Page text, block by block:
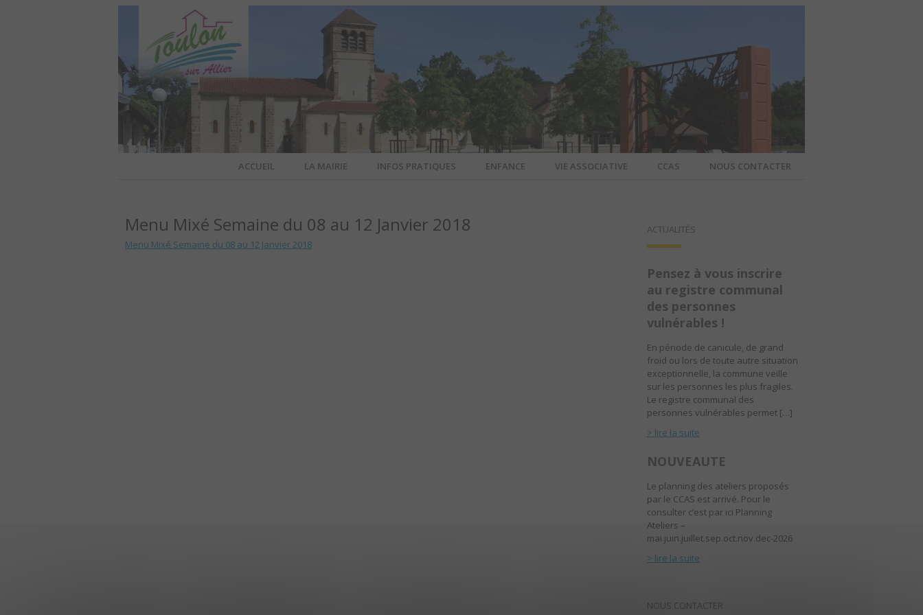
TOULON-SUR-ALLIER – SITE
OFFICIEL DE LA COMMUNE
ACCUEIL LA MAIRIE INFOS PRATIQUES ENFANCE VIE ASSOCIATIVE CCAS NOUS CONTACTER
Menu Mixé Semaine du 08 au 12 Janvier 2018
Menu Mixé Semaine du 08 au 12 Janvier 2018
ACTUALITÉS
Pensez à vous inscrire
au registre communal
des personnes
vulnérables !
En période de canicule, de grand
froid ou lors de toute autre situation
exceptionnelle, la commune veille
sur les personnes les plus fragiles.
Le registre communal des
personnes vulnérables permet […]
> lire la suite
NOUVEAUTE
Le planning des ateliers proposés
par le CCAS est arrivé. Pour le
consulter c’est par ici Planning
Ateliers –
mai.juin.juillet.sep.oct.nov.dec-2026
> lire la suite
NOUS CONTACTER